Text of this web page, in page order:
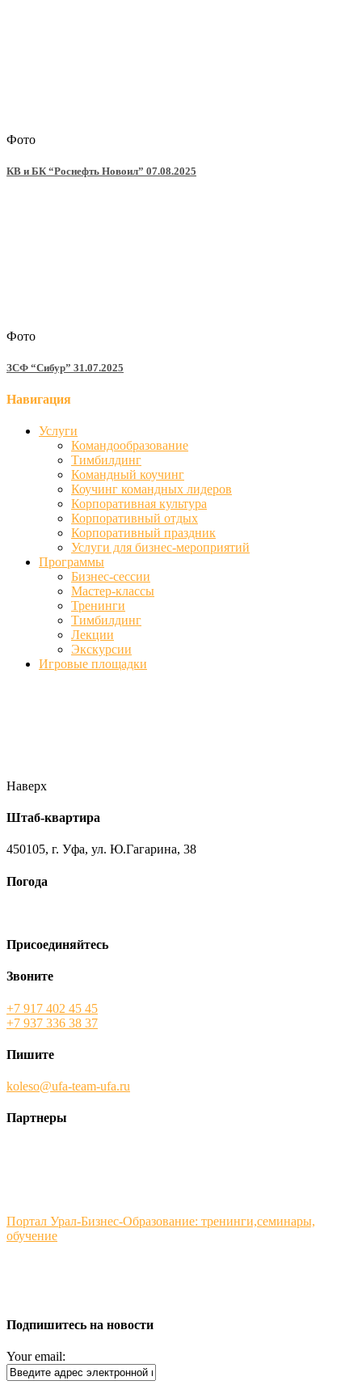
Фото
КВ и БК “Роснефть Новоил” 07.08.2025
Фото
ЗСФ “Сибур” 31.07.2025
Навигация
Услуги
Командообразование
Тимбилдинг
Командный коучинг
Коучинг командных лидеров
Корпоративная культура
Корпоративный отдых
Корпоративный праздник
Услуги для бизнес-мероприятий
Программы
Бизнес-сессии
Мастер-классы
Тренинги
Тимбилдинг
Лекции
Экскурсии
Игровые площадки
Наверх
Штаб-квартира
450105, г. Уфа, ул. Ю.Гагарина, 38
Погода
Присоединяйтесь
Звоните
+7 917 402 45 45
+7 937 336 38 37
Пишите
koleso@ufa-team-ufa.ru
Партнеры
Портал Урал-Бизнес-Образование: тренинги,семинары,
обучение
Подпишитесь на новости
Your email: